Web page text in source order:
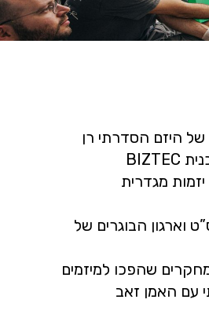
היזם הסדרתי רן
מגדרית
וארגון הבוגרים של
שהפכו למיזמים
עם האמן זאב